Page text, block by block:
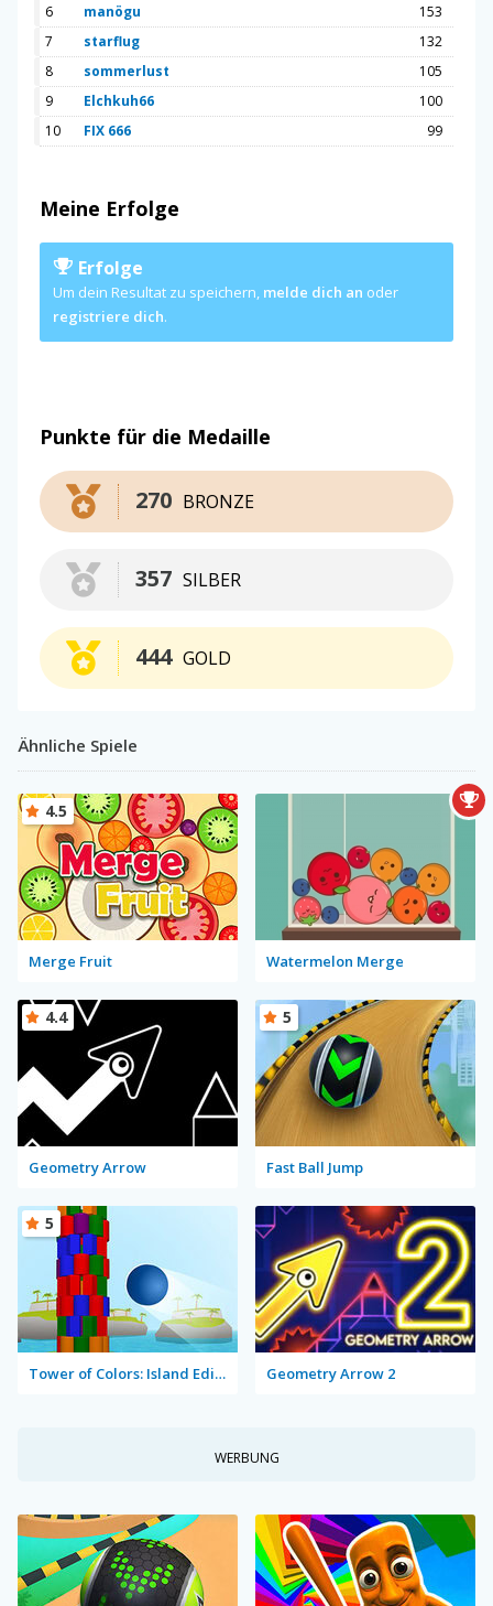
6
manögu
153
7
starflug
132
8
sommerlust
105
9
Elchkuh66
100
10
FIX 666 99
Meine Erfolge
Erfolge
Um dein Resultat zu speichern, melde dich an oder
registriere dich.
Punkte für die Medaille
BRONZE
270
SILBER
357
GOLD
444
Ähnliche Spiele
Merge Fruit
4.5
Watermelon Merge
Geometry Arrow
4.4
Fast Ball Jump
5
Tower of Colors: Island Edition
5
Geometry Arrow 2
WERBUNG